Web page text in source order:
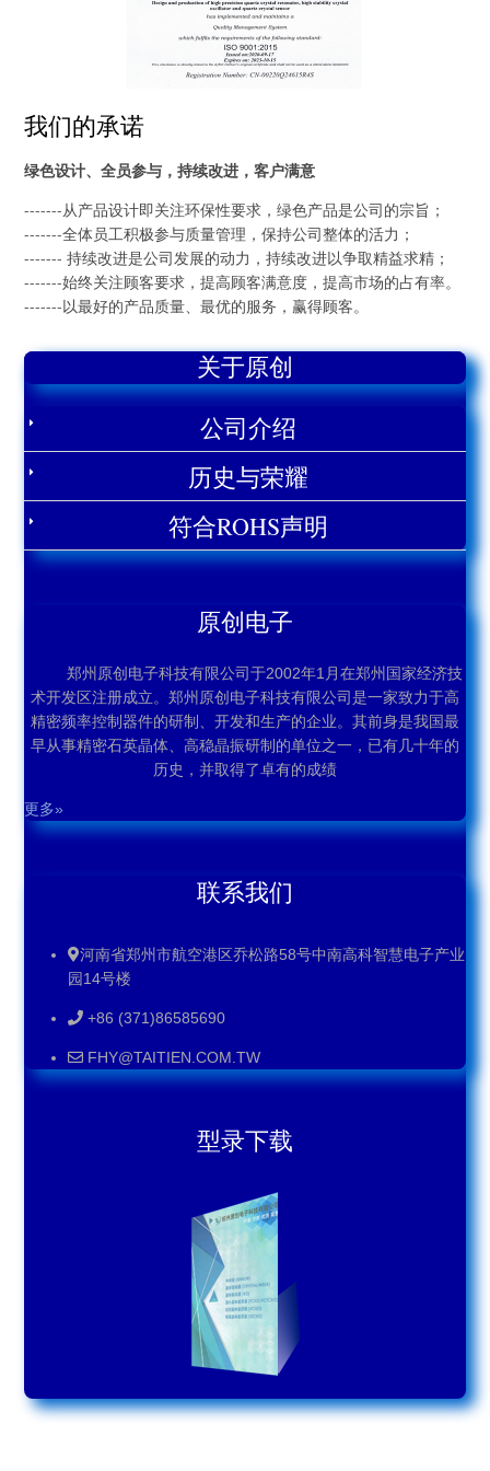
我们的承诺
绿色设计、全员参与，持续改进，客户满意
-------从产品设计即关注环保性要求，绿色产品是公司的宗旨；
-------全体员工积极参与质量管理，保持公司整体的活力；
------- 持续改进是公司发展的动力，持续改进以争取精益求精；
-------始终关注顾客要求，提高顾客满意度，提高市场的占有率。
-------以最好的产品质量、最优的服务，赢得顾客。
关于原创
公司介绍
历史与荣耀
符合ROHS声明
原创电子
郑州原创电子科技有限公司于2002年1月在郑州国家经济技
术开发区注册成立。郑州原创电子科技有限公司是一家致力于高
精密频率控制器件的研制、开发和生产的企业。其前身是我国最
早从事精密石英晶体、高稳晶振研制的单位之一，已有几十年的
历史，并取得了卓有的成绩
更多»
联系我们
河南省郑州市航空港区乔松路58号中南高科智慧电子产业
园14号楼
+86 (371)86585690
FHY@TAITIEN.COM.TW
型录下载